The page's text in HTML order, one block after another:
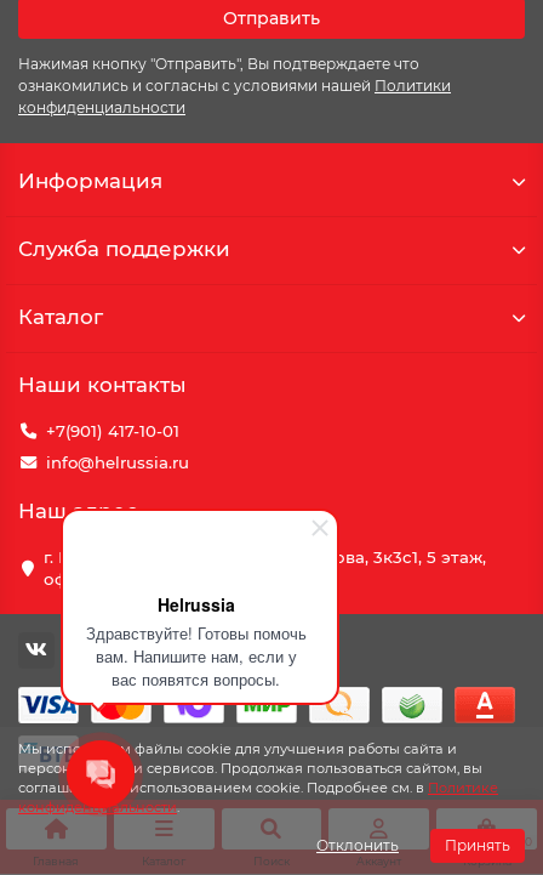
Helrussia
Здравствуйте! Готовы помочь
вам. Напишите нам, если у
вас появятся вопросы.
Мы используем файлы cookie для улучшения работы сайта и
персонализации сервисов. Продолжая пользоваться сайтом, вы
соглашаетесь с использованием cookie. Подробнее см. в Политике
конфиденциальности.
Отклонить Принять
Отправить
Нажимая кнопку "Отправить", Вы подтверждаете что
ознакомились и согласны с условиями нашей Политики
конфиденциальности
Информация
Служба поддержки
Каталог
Наши контакты
+7(901) 417-10-01
info@helrussia.ru
Наш адрес
г. Москва, улица Василия Петушкова, 3к3c1, 5 этаж,
офис 69
Главная Каталог Поиск Аккаунт
0
Корзина